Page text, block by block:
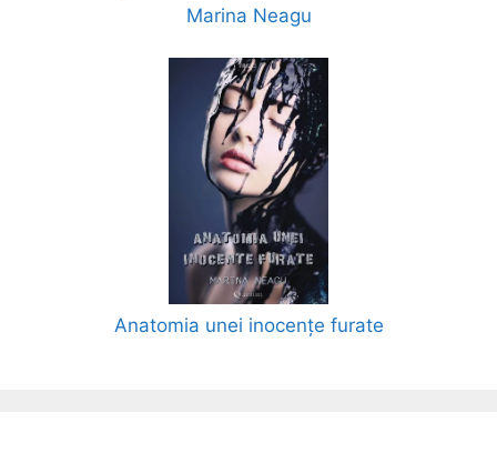
Marina Neagu
Anatomia unei inocențe furate